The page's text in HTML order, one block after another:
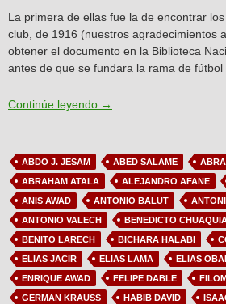
La primera de ellas fue la de encontrar
club, de 1916 (nuestros agradecimientos
obtener el documento en la Biblioteca
antes de que se fundara la rama de fútbol
Continúe leyendo Artículo Nº1: Primeros
→
ABDO J. JESAM ABED SALAME
ABRAHAM ATALA
ALEJANDRO AFANE
ANIS AWAD
ANTONIO BALUT
ANTONIO VALECH
BENEDICTO
BENITO LARECH
BICHARA HALABI
ELIAS JACIR
ELIAS LAMA ELIAS
ENRIQUE AWAD
FELIPE DABLE
GERMAN KRAUSS
HABIB DAVID